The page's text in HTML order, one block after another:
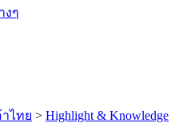
งๆ
ไทย > Highlight & Knowledge